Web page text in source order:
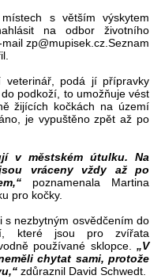
s větším výskytem
na odbor životního
.zc.kesipum@pzSeznam
veterinář, podá jí přípravky
podkoží, to umožňuje vést
žijících kočkách na území
je vypuštěno zpět až po
v městském útulku. Na
vráceny vždy až po
poznamenala Martina
pro kočky.
s nezbytným osvědčením do
které jsou pro zvířata
používané sklopce. „V
chytat sami, protože
zdůraznil David Schwedt.